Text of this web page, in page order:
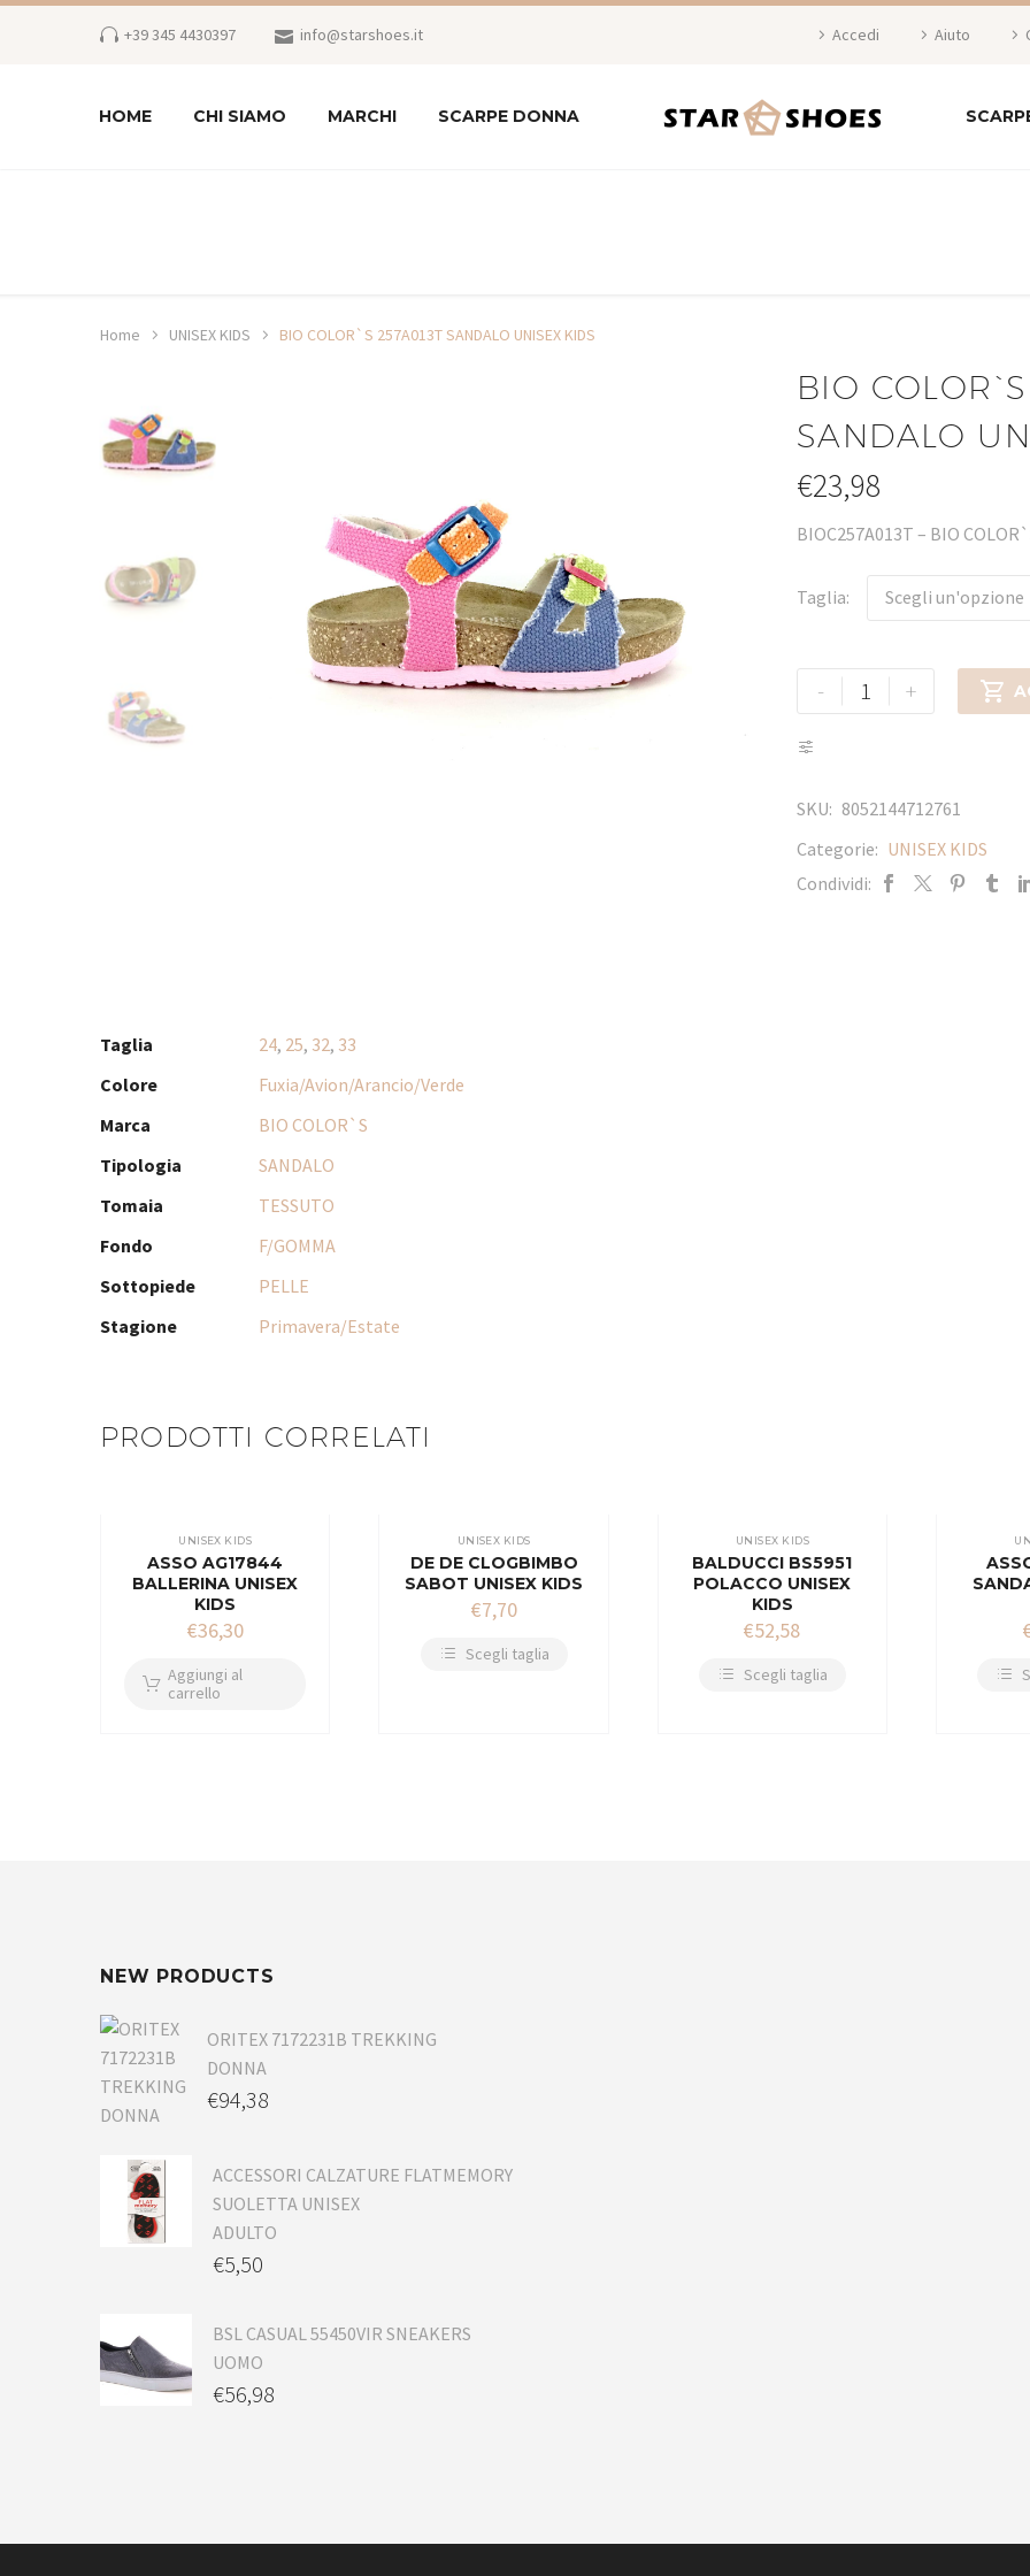
+39 345 4430397 info@starshoes.it Accedi Aiuto
HOME CHI SIAMO MARCHI SCARPE DONNA
Home UNISEX KIDS BIO COLOR`S 257A013T SANDALO UNISEX KIDS
BIO
SANDALO
€23,98
BIOC257A013T – BIO
Taglia Scegli un'opzione
- + 
SKU: 8052144712761
Categorie: UNISEX KIDS
Condividi:
Taglia 24, 25, 32, 33
Colore
Fuxia/Avion/Arancio/Verde
Marca
BIO COLOR`S
Tipologia
SANDALO
Tomaia
TESSUTO
Fondo
F/GOMMA
Sottopiede
PELLE
Stagione
Primavera/Estate
PRODOTTI CORRELATI
UNISEX KIDS
ASSO AG17844
BALLERINA UNISEX
KIDS
€36,30
Aggiungi al
carrello
UNISEX KIDS
DE DE CLOGBIMBO
SABOT UNISEX KIDS
€7,70
Scegli taglia
UNISEX KIDS
BALDUCCI BS5951
POLACCO UNISEX
KIDS
€52,58
Scegli taglia
NEW PRODUCTS
ORITEX 7172231B TREKKING
DONNA
€94,38
ACCESSORI CALZATURE FLATMEMORY
SUOLETTA UNISEX
ADULTO
€5,50
BSL CASUAL 55450VIR SNEAKERS
UOMO
€56,98